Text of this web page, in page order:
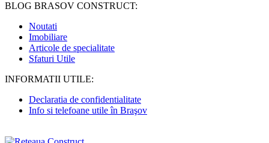
BLOG BRASOV CONSTRUCT:
Noutati
Imobiliare
Articole de specialitate
Sfaturi Utile
INFORMATII UTILE:
Declaratia de confidentialitate
Info si telefoane utile în Braşov